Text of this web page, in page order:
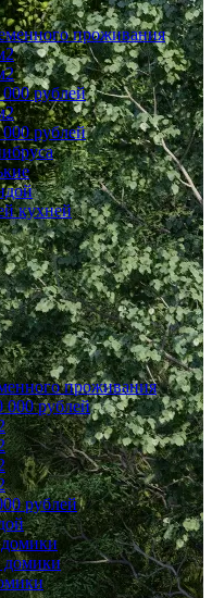
проживания
рублей
рублей
кухней
проживания
000 рублей
рублей
домики